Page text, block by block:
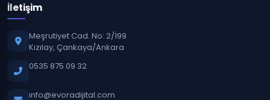
İletişim
Meşrutiyet Cad. No: 2/199
Kızılay, Çankaya/Ankara
0535 875 09 32
info@evoradijital.com